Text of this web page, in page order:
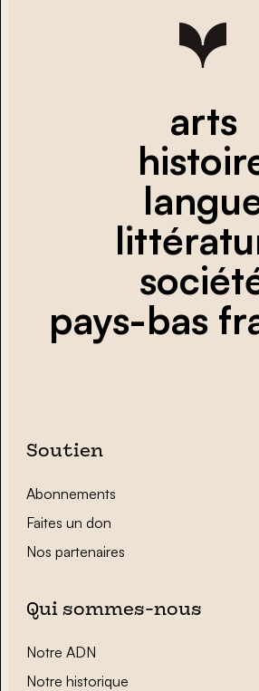
arts
pays-bas
Soutien
Abonnements
Faites un don
Nos partenaires
Qui sommes-nous
Notre ADN
Notre historique